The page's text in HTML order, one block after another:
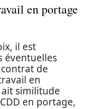
en portage
il est
éventuelles
de
en
ait similitude
en portage,